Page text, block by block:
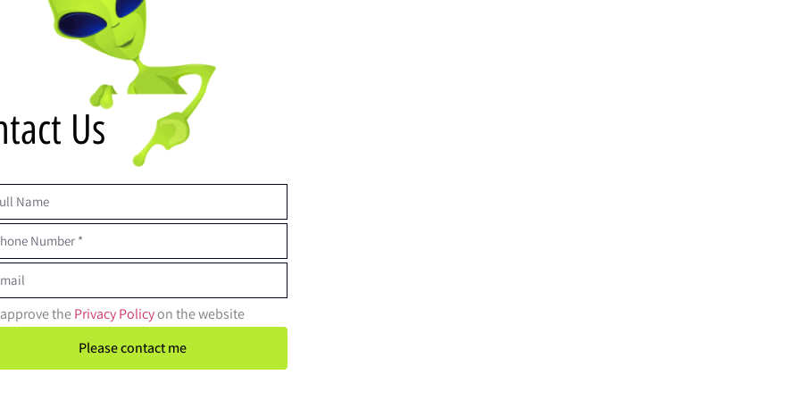
Us
thePrivacy Policyon the website
Please contact me